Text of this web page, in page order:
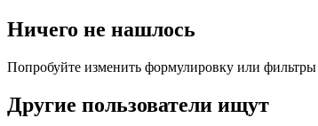
Ничего не нашлось
Попробуйте изменить формулировку или фильтры
Другие пользователи ищут